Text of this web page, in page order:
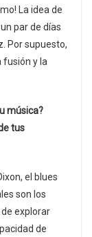
La idea de
par de días
Por supuesto,
fusión y la
música?
tus
el blues
son los
explorar
de